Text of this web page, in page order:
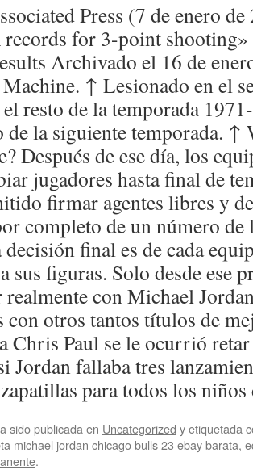
Press (7 de enero
for 3-point
Archivado el 16 de
↑ Lesionado en el
resto de la temporada
de la siguiente temporada. ↑
Después de ese día, los
jugadores hasta final de
firmar agentes libres y
completo de un número
final es de cada
sus figuras. Solo desde ese
con Michael
con otros tantos títulos de
Chris Paul se le ocurrió
Jordan fallaba tres
para todos los
sido publicada en Uncategorized y etiquetada
michael jordan chicago bulls 23 ebay barata,
.